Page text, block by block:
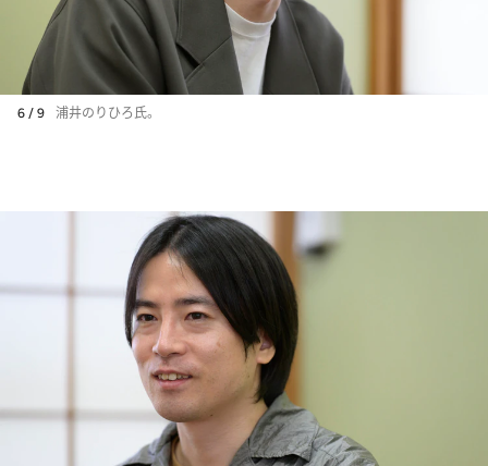
6 / 9 浦井のりひろ氏。